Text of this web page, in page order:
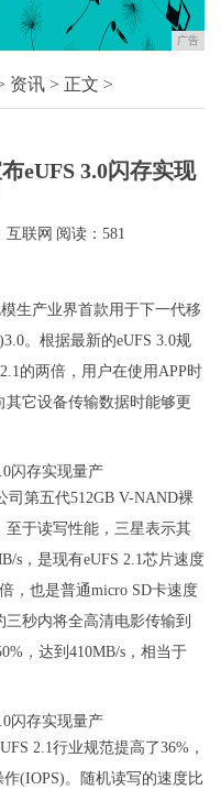
广告
资讯 > 正文 >
eUFS 3.0闪存实现
互联网 阅读：581
生产业界首款用于下一代移
。根据最新的eUFS 3.0规
的两倍，用户在使用APP时
它设备传输数据时能够更
司第五代512GB V-NAND裸
至于读写性能，三星表示其
s，是现有eUFS 2.1芯片速度
，也是普通micro SD卡速度
秒内将全高清电影传输到
，达到410MB/s，相当于
2.1行业规范提高了36%，
(IOPS)。随机读写的速度比